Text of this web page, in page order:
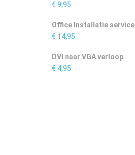
€ 9,95
Office Installatie service
€ 14,95
DVI naar VGA verloop
€ 4,95